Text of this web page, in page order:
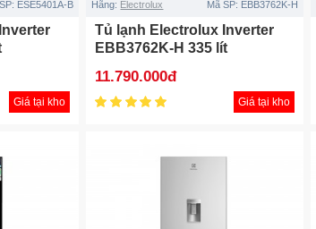
ESE5401A-B
Giá tại kho
Hãng: Electrolux Mã SP: EBB3762K-H
Tủ lạnh Electrolux Inverter
EBB3762K-H 335 lít
11.790.000đ
Giá tại kho